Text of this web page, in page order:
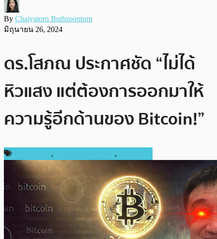
By Chaiyatorn Buthsoontorn
มิถุนายน 26, 2024
ดร.โสภณ ประกาศชัด “ไม่ได้
หิวแสง แต่ต้องการออกมาให้
ความรู้อีกด้านของ Bitcoin!”
, ,